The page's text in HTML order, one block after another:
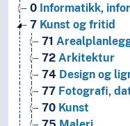
0 Informatikk,
7 Kunst og fritid
71
72 Arkitektur
74 Design og
77 Fotografi,
70 Kunst